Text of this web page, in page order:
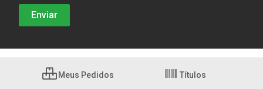
Meus Pedidos Títulos